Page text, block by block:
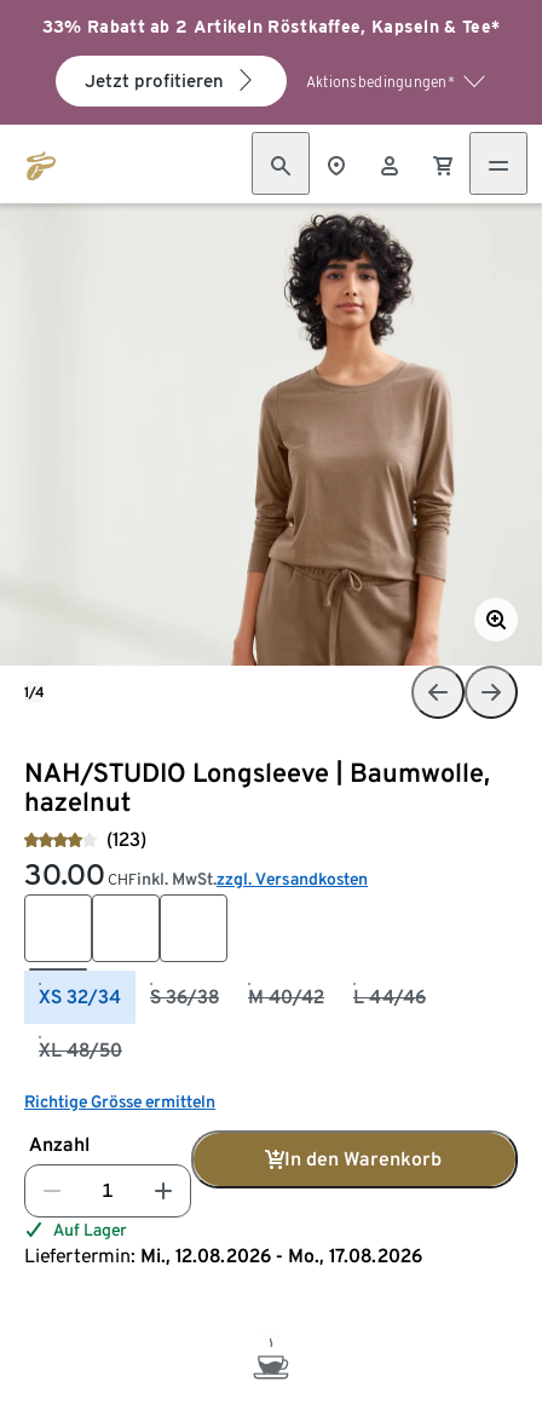
33% Rabatt ab 2 Artikeln Röstkaffee, Kapseln & Tee*
Jetzt profitieren Aktionsbedingungen*
NAH/STUDIO Longsleeve | Baumwolle,
hazelnut
(123)
30.00 CHFinkl. MwSt.zzgl. Versandkosten
XS 32/34 S 36/38 M 40/42 L 44/46
XL 48/50
Richtige Grösse ermitteln
Anzahl
In den Warenkorb
Auf Lager
Liefertermin: Mi., 12.08.2026 - Mo., 17.08.2026
1/4